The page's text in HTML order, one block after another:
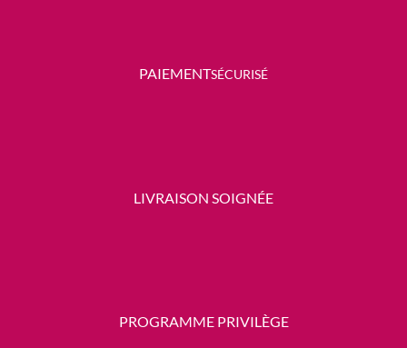
PAIEMENTSÉCURISÉ
LIVRAISON SOIGNÉE
PROGRAMME PRIVILÈGE